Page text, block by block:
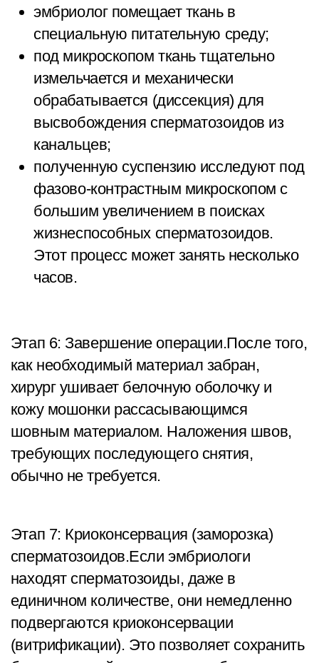
эмбриолог помещает ткань в
специальную питательную среду;
под микроскопом ткань тщательно
измельчается и механически
обрабатывается (диссекция) для
высвобождения сперматозоидов из
канальцев;
полученную суспензию исследуют под
фазово-контрастным микроскопом с
большим увеличением в поисках
жизнеспособных сперматозоидов.
Этот процесс может занять несколько
часов.
Этап 6: Завершение операции.После того,
как необходимый материал забран,
хирург ушивает белочную оболочку и
кожу мошонки рассасывающимся
шовным материалом. Наложения швов,
требующих последующего снятия,
обычно не требуется.
Этап 7: Криоконсервация (заморозка)
сперматозоидов.Если эмбриологи
находят сперматозоиды, даже в
единичном количестве, они немедленно
подвергаются криоконсервации
(витрификации). Это позволяет сохранить